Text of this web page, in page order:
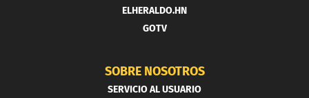
ELHERALDO.HN
GOTV
SOBRE NOSOTROS
SERVICIO AL USUARIO